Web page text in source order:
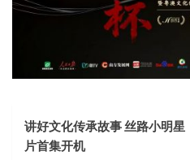
讲好文化传承故事 丝路小明
片首集开机